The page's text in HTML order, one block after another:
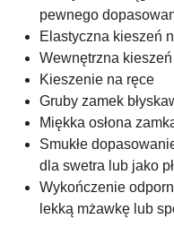
pewnego
Elastyczna kieszeń
Wewnętrzna
Kieszenie na ręce
Gruby zamek
Miękka osłona
Smukłe
dla swetra lub jako
Wykończenie
lekką mżawkę lub